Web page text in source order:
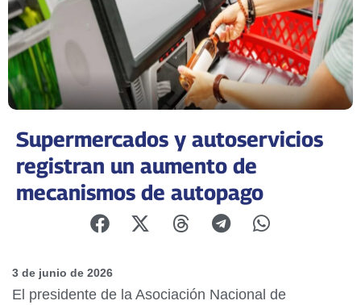
Supermercados y autoservicios
registran un aumento de
mecanismos de autopago
3 de junio de 2026
El presidente de la Asociación Nacional de